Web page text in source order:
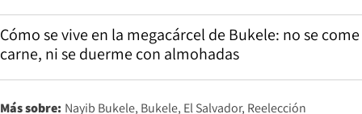
Cómo se vive en la megacárcel de Bukele: no se come
carne, ni se duerme con almohadas
Más sobre: Nayib Bukele Bukele El Salvador Reelección